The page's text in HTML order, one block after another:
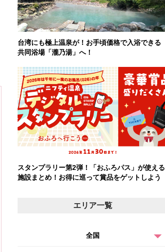
台湾にも極上温泉が！お手頃価格で入浴できる
共同浴場「瀧乃湯」へ！
スタンプラリー第2弾！「おふろパス」が使える
施設まとめ！お得に巡って賞品をゲットしよう
エリア一覧
全国